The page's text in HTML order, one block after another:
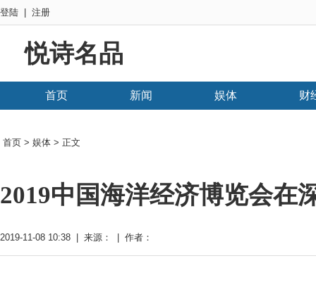
登陆 注册
悦诗名品
首页 新闻 娱体 财
首页 > 娱体 > 正文
2019中国海洋经济博览会在
2019-11-08 10:38 | 来源： | 作者：